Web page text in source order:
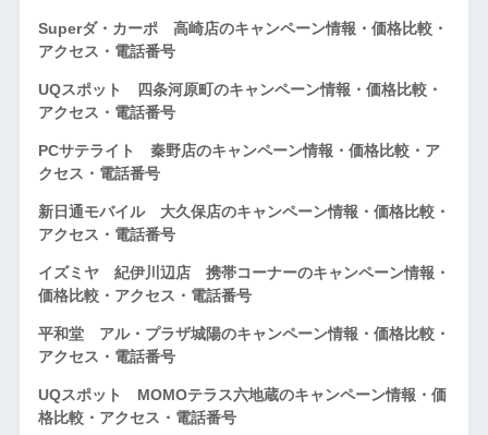
Superダ・カーポ 高崎店のキャンペーン情報・価格比較・
アクセス・電話番号
UQスポット 四条河原町のキャンペーン情報・価格比較・
アクセス・電話番号
PCサテライト 秦野店のキャンペーン情報・価格比較・ア
クセス・電話番号
新日通モバイル 大久保店のキャンペーン情報・価格比較・
アクセス・電話番号
イズミヤ 紀伊川辺店 携帯コーナーのキャンペーン情報・
価格比較・アクセス・電話番号
平和堂 アル・プラザ城陽のキャンペーン情報・価格比較・
アクセス・電話番号
UQスポット MOMOテラス六地蔵のキャンペーン情報・価
格比較・アクセス・電話番号